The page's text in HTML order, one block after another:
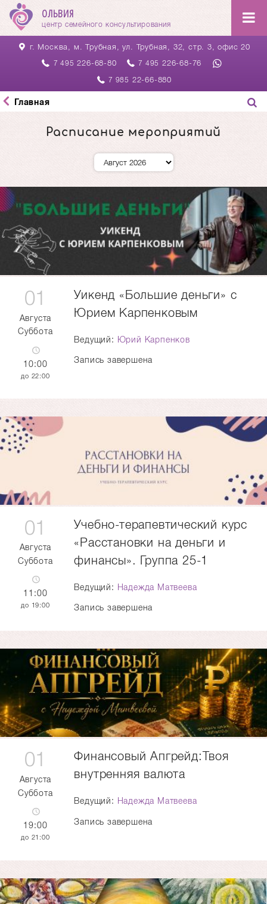
ОЛЬВИЯ
центр семейного консультирования
г. Москва, м. Трубная, ул. Трубная, 32, стр. 3, офис 20
7 495 226-68-80 7 495 226-68-76
7 985 22-66-880
Главная
Расписание мероприятий
01
Августа
Суббота
10:00
22:00
Уикенд «Большие деньги» с
Юрием Карпенковым
Ведущий: Юрий Карпенков
Запись завершена
01
Августа
Суббота
11:00
19:00
Учебно-терапевтический курс
«Расстановки на деньги и
финансы». Группа 25-1
Ведущий: Надежда Матвеева
Запись завершена
01
Августа
Суббота
19:00
21:00
Финансовый Апгрейд:Твоя
внутренняя валюта
Ведущий: Надежда Матвеева
Запись завершена